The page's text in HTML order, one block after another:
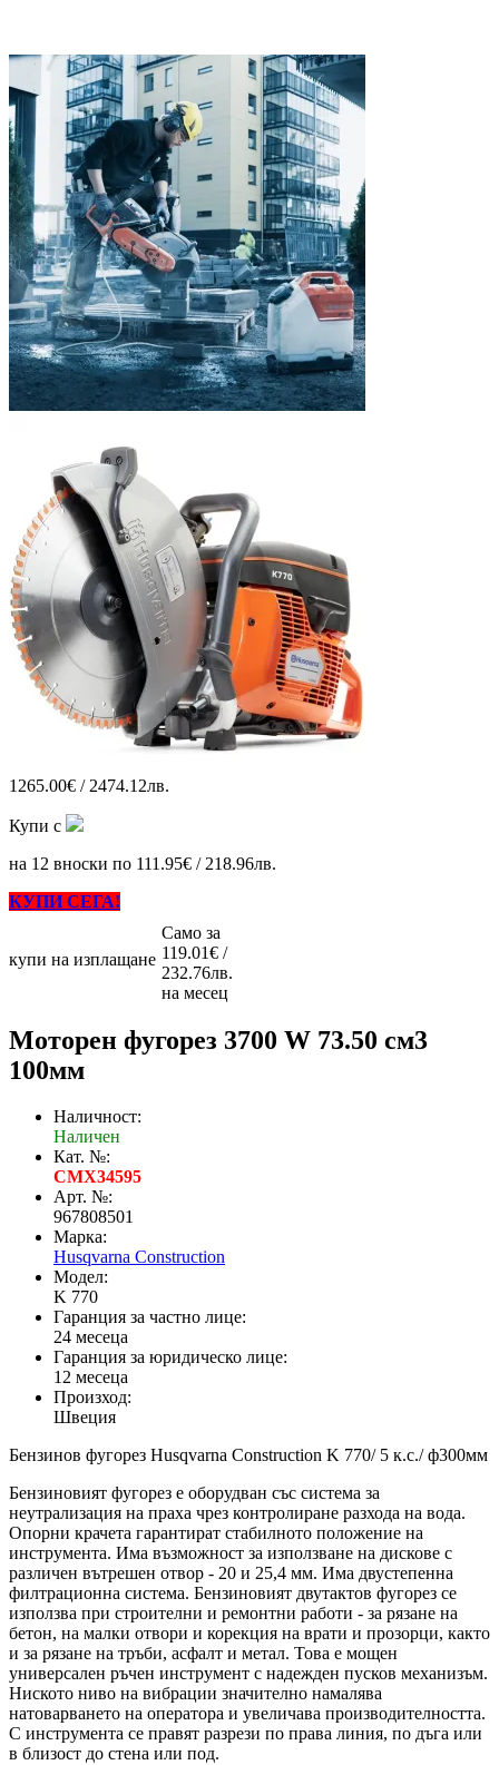
1265.00€ / 2474.12лв.
Купи с
на 12 вноски по 111.95€ / 218.96лв.
КУПИ СЕГА!
купи на изплащане
Само за
119.01€ /
232.76лв.
на месец
Моторен фугорез 3700 W 73.50 см3
100мм
Наличност:
Наличен
Кат. №:
CMX34595
Арт. №:
967808501
Марка:
Husqvarna Construction
Модел:
K 770
Гаранция за частно лице:
24 месеца
Гаранция за юридическо лице:
12 месеца
Произход:
Швеция
Бензинов фугорез Husqvarna Construction K 770/ 5 к.с./ ф300мм
Бензиновият фугорез е оборудван със система за
неутрализация на праха чрез контролиране разхода на вода.
Опорни крачета гарантират стабилното положение на
инструмента. Има възможност за използване на дискове с
различен вътрешен отвор - 20 и 25,4 мм. Има двустепенна
филтрационна система. Бензиновият двутактов фугорез се
използва при строителни и ремонтни работи - за рязане на
бетон, на малки отвори и корекция на врати и прозорци, както
и за рязане на тръби, асфалт и метал. Това е мощен
универсален ръчен инструмент с надежден пусков механизъм.
Ниското ниво на вибрации значително намалява
натоварването на оператора и увеличава производителността.
С инструмента се правят разрези по права линия, по дъга или
в близост до стена или под.